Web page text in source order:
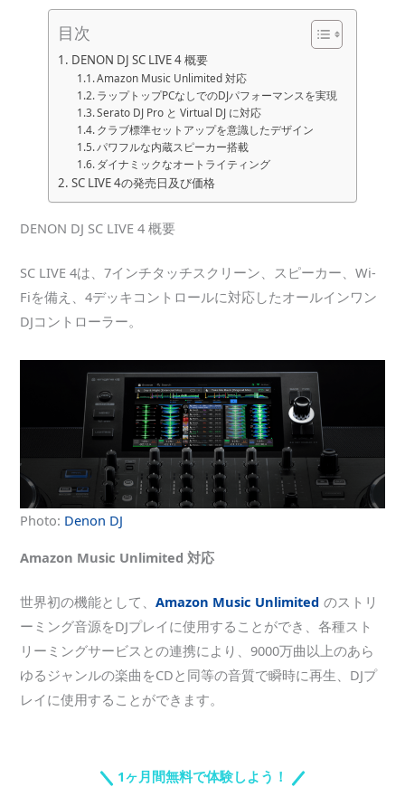
目次
DENON DJ SC LIVE 4 概要
Amazon Music Unlimited 対応
ラップトップPCなしでのDJパフォーマンスを実現
Serato DJ Pro と Virtual DJ に対応
クラブ標準セットアップを意識したデザイン
パワフルな内蔵スピーカー搭載
ダイナミックなオートライティング
SC LIVE 4の発売日及び価格
DENON DJ SC LIVE 4 概要
SC LIVE 4は、7インチタッチスクリーン、スピーカー、Wi-
Fiを備え、4デッキコントロールに対応したオールインワン
DJコントローラー。
Photo: Denon DJ
Amazon Music Unlimited 対応
世界初の機能として、Amazon Music Unlimited のストリ
ーミング音源をDJプレイに使用することができ、各種スト
リーミングサービスとの連携により、9000万曲以上のあら
ゆるジャンルの楽曲をCDと同等の音質で瞬時に再生、DJプ
レイに使用することができます。
1ヶ月間無料で体験しよう！